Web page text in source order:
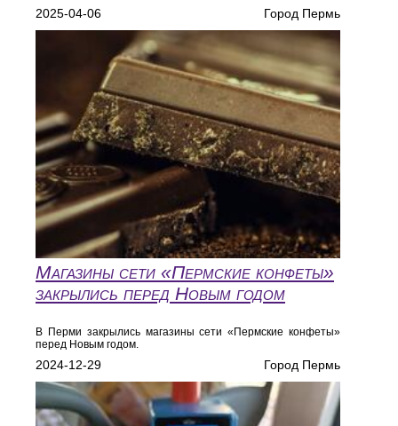
2025-04-06 Город Пермь
Магазины сети «Пермские конфеты»
закрылись перед Новым годом
В Перми закрылись магазины сети «Пермские конфеты»
перед Новым годом.
2024-12-29 Город Пермь